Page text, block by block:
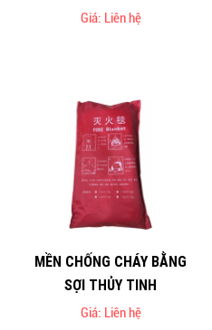
Giá: Liên hệ
MỀN CHỐNG CHÁY BẰNG
SỢI THỦY TINH
Giá: Liên hệ